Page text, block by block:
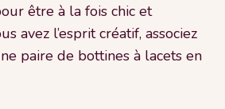
être à la fois chic et
avez l’esprit créatif, associez
paire de bottines à lacets en